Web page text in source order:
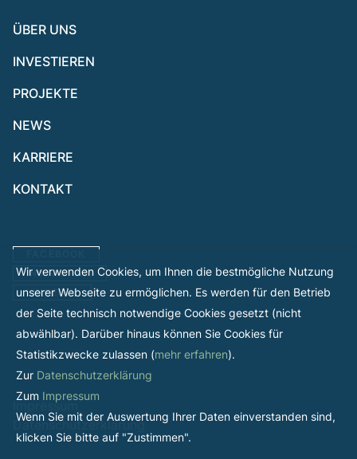
ÜBER UNS
INVESTIEREN
PROJEKTE
NEWS
KARRIERE
KONTAKT
INSTAGRAM
LINKEDIN
Impressum
Datenschutzerklärung
Wir verwenden Cookies, um Ihnen die bestmögliche Nutzung
unserer Webseite zu ermöglichen. Es werden für den Betrieb
der Seite technisch notwendige Cookies gesetzt (nicht
abwählbar). Darüber hinaus können Sie Cookies für
Statistikzwecke zulassen (mehr erfahren).
Zur Datenschutzerklärung
Zum Impressum
Wenn Sie mit der Auswertung Ihrer Daten einverstanden sind,
klicken Sie bitte auf "Zustimmen".